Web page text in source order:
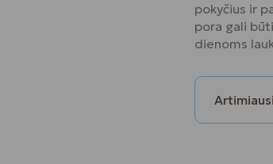
pokyčius ir
pora gali
dienoms